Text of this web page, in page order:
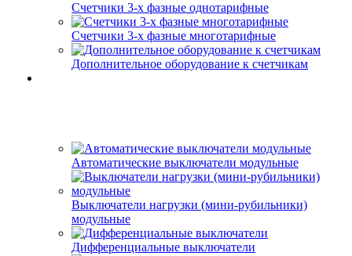
Счетчики 3-х фазные однотарифные
Счетчики 3-х фазные многотарифные
Дополнительное оборудование к счетчикам
Автоматические выключатели модульные
Выключатели нагрузки (мини-рубильники)
модульные
Дифференциальные выключатели